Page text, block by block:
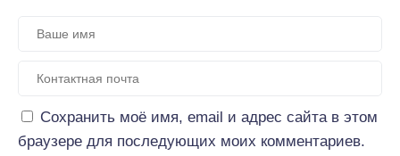
Сохранить моё имя, email и адрес сайта в этом
браузере для последующих моих комментариев.